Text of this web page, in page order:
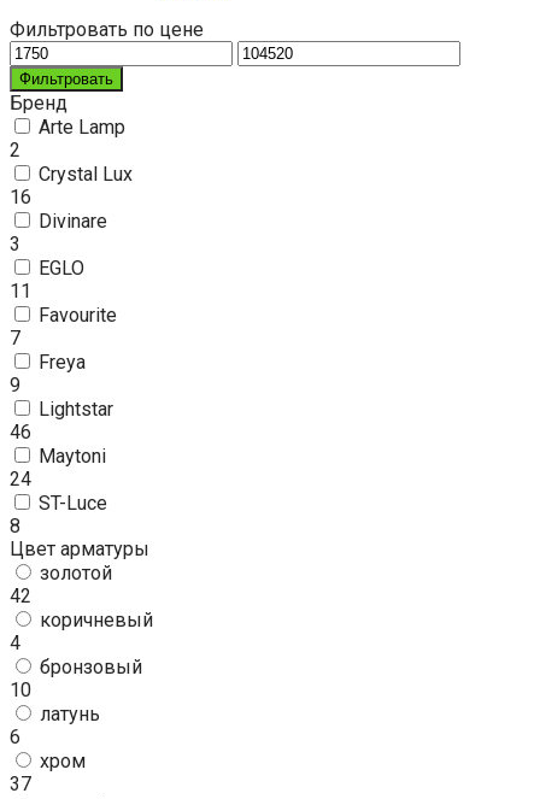
Фильтровать по цене
Фильтровать
Бренд
Arte Lamp
2
Crystal Lux
16
Divinare
3
EGLO
11
Favourite
7
Freya
9
Lightstar
46
Maytoni
24
ST-Luce
8
Цвет арматуры
золотой
42
коричневый
4
бронзовый
10
латунь
6
хром
37